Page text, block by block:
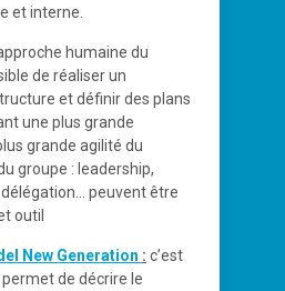
et interne.
humaine du
de réaliser un
et définir des plans
une plus grande
grande agilité du
groupe : leadership,
peuvent être
outil
New Generation : c’est
de décrire le